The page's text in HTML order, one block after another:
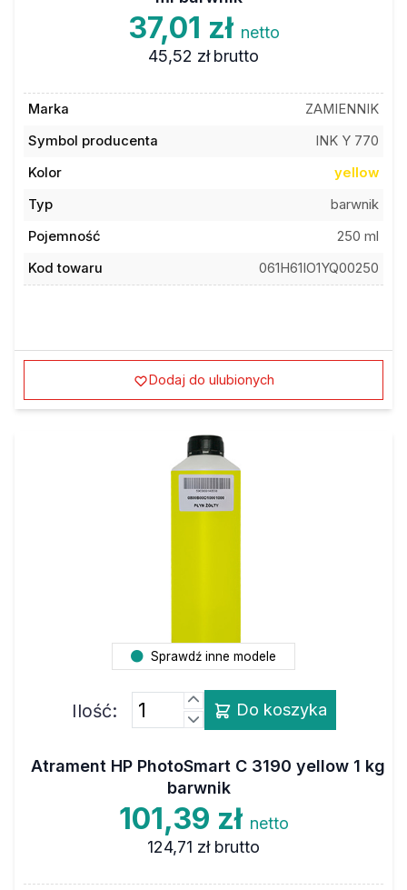
37,01 zł netto
45,52 zł brutto
Marka
ZAMIENNIK
Symbol producenta
INK Y 770
Kolor
yellow
Typ
barwnik
Pojemność
250 ml
Kod towaru
061H61IO1YQ00250
Dodaj do ulubionych
Sprawdź inne modele
Ilość: Do koszyka
Atrament HP PhotoSmart C 3190 yellow 1 kg
barwnik
101,39 zł netto
124,71 zł brutto